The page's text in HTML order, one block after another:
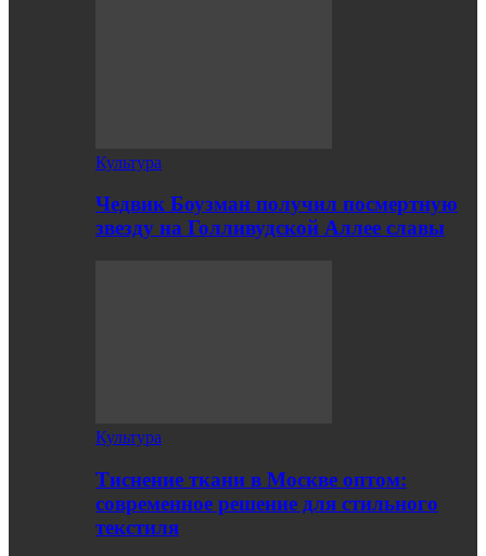
Культура
Чедвик Боузман получил посмертную
звезду на Голливудской Аллее славы
Культура
Тиснение ткани в Москве оптом:
современное решение для стильного
текстиля